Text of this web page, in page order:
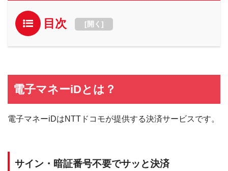
目次 [開く ]
電子マネーiDとは？
電子マネーiDはNTTドコモが提供する決済サービスです。
サイン・暗証番号不要でサッと決済